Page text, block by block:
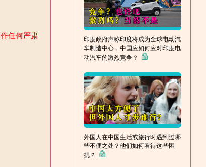
任何严肃
印度政府声称印度将成为全球电动汽
车制造中心，中国应如何应对印度电
动汽车的激烈竞争？
外国人在中国生活或旅行时遇到过哪
些不便之处？他们如何看待这些困
扰？